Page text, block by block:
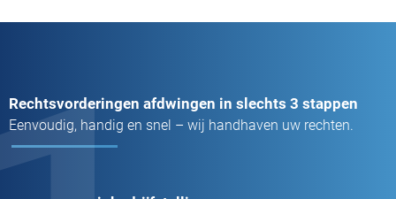
Rechtsvorderingen afdwingen in slechts 3 stappen
Eenvoudig, handig en snel – wij handhaven uw rechten.